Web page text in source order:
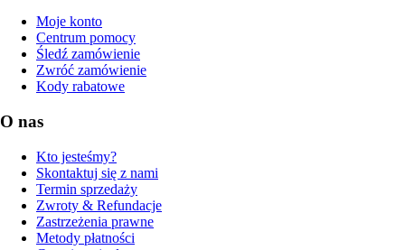
Moje konto
Centrum pomocy
Śledź zamówienie
Zwróć zamówienie
Kody rabatowe
O nas
Kto jesteśmy?
Skontaktuj się z nami
Termin sprzedaży
Zwroty & Refundacje
Zastrzeżenia prawne
Metody płatności